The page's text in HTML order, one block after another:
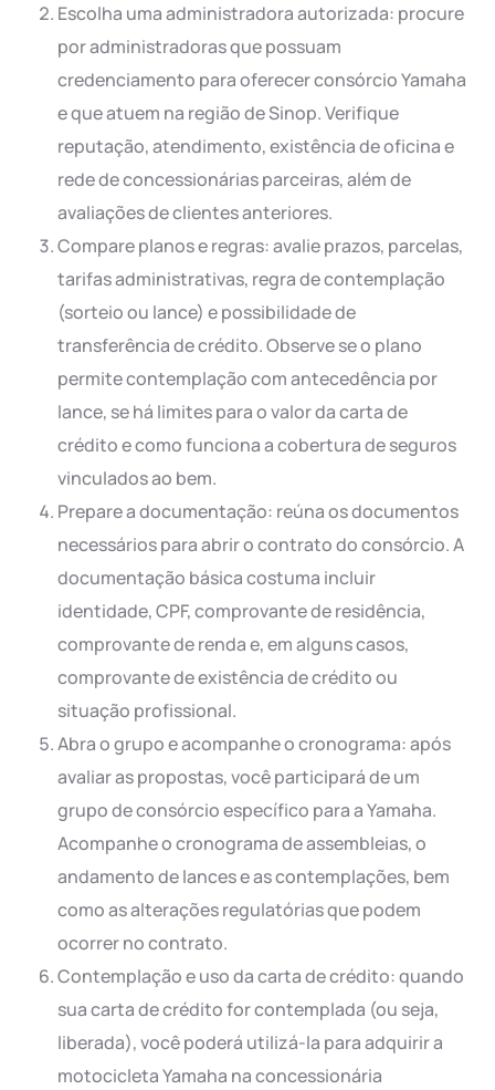
Escolha uma administradora autorizada: procure
por administradoras que possuam
credenciamento para oferecer consórcio Yamaha
e que atuem na região de Sinop. Verifique
reputação, atendimento, existência de oficina e
rede de concessionárias parceiras, além de
avaliações de clientes anteriores.
Compare planos e regras: avalie prazos, parcelas,
tarifas administrativas, regra de contemplação
(sorteio ou lance) e possibilidade de
transferência de crédito. Observe se o plano
permite contemplação com antecedência por
lance, se há limites para o valor da carta de
crédito e como funciona a cobertura de seguros
vinculados ao bem.
Prepare a documentação: reúna os documentos
necessários para abrir o contrato do consórcio. A
documentação básica costuma incluir
identidade, CPF, comprovante de residência,
comprovante de renda e, em alguns casos,
comprovante de existência de crédito ou
situação profissional.
Abra o grupo e acompanhe o cronograma: após
avaliar as propostas, você participará de um
grupo de consórcio específico para a Yamaha.
Acompanhe o cronograma de assembleias, o
andamento de lances e as contemplações, bem
como as alterações regulatórias que podem
ocorrer no contrato.
Contemplação e uso da carta de crédito: quando
sua carta de crédito for contemplada (ou seja,
liberada), você poderá utilizá-la para adquirir a
motocicleta Yamaha na concessionária